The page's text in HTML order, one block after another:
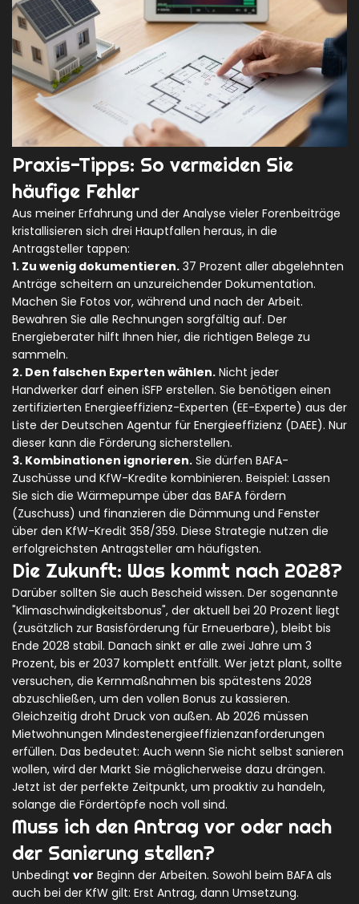
Praxis-Tipps: So vermeiden Sie
häufige Fehler
Aus meiner Erfahrung und der Analyse vieler Forenbeiträge
kristallisieren sich drei Hauptfallen heraus, in die
Antragsteller tappen:
1. Zu wenig dokumentieren. 37 Prozent aller abgelehnten
Anträge scheitern an unzureichender Dokumentation.
Machen Sie Fotos vor, während und nach der Arbeit.
Bewahren Sie alle Rechnungen sorgfältig auf. Der
Energieberater hilft Ihnen hier, die richtigen Belege zu
sammeln.
2. Den falschen Experten wählen. Nicht jeder
Handwerker darf einen iSFP erstellen. Sie benötigen einen
zertifizierten Energieeffizienz-Experten (EE-Experte) aus der
Liste der Deutschen Agentur für Energieeffizienz (DAEE). Nur
dieser kann die Förderung sicherstellen.
3. Kombinationen ignorieren. Sie dürfen BAFA-
Zuschüsse und KfW-Kredite kombinieren. Beispiel: Lassen
Sie sich die Wärmepumpe über das BAFA fördern
(Zuschuss) und finanzieren die Dämmung und Fenster
über den KfW-Kredit 358/359. Diese Strategie nutzen die
erfolgreichsten Antragsteller am häufigsten.
Die Zukunft: Was kommt nach 2028?
Darüber sollten Sie auch Bescheid wissen. Der sogenannte
"Klimaschwindigkeitsbonus", der aktuell bei 20 Prozent liegt
(zusätzlich zur Basisförderung für Erneuerbare), bleibt bis
Ende 2028 stabil. Danach sinkt er alle zwei Jahre um 3
Prozent, bis er 2037 komplett entfällt. Wer jetzt plant, sollte
versuchen, die Kernmaßnahmen bis spätestens 2028
abzuschließen, um den vollen Bonus zu kassieren.
Gleichzeitig droht Druck von außen. Ab 2026 müssen
Mietwohnungen Mindestenergieeffizienzanforderungen
erfüllen. Das bedeutet: Auch wenn Sie nicht selbst sanieren
wollen, wird der Markt Sie möglicherweise dazu drängen.
Jetzt ist der perfekte Zeitpunkt, um proaktiv zu handeln,
solange die Fördertöpfe noch voll sind.
Muss ich den Antrag vor oder nach
der Sanierung stellen?
Unbedingt vor Beginn der Arbeiten. Sowohl beim BAFA als
auch bei der KfW gilt: Erst Antrag, dann Umsetzung.